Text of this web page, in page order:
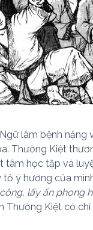
lâm bệnh
Thường Kiệt
tâm học tập và
tỏ ý hướng của
lấy ấn phong
Thường Kiệt có